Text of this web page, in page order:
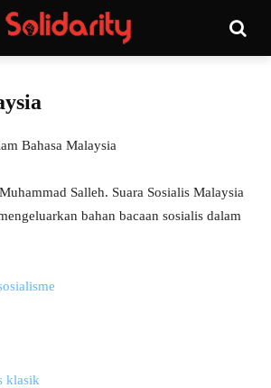
Bahasa Malaysia
Salleh. Suara Sosialis Malaysia
bahan bacaan sosialis dalam
klasik